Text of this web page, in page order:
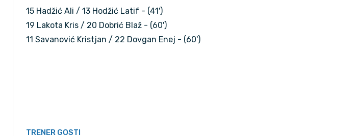
15 Hadžić Ali / 13 Hodžić Latif - (41')
19 Lakota Kris / 20 Dobrić Blaž - (60')
11 Savanović Kristjan / 22 Dovgan Enej - (60')
TRENER GOSTI